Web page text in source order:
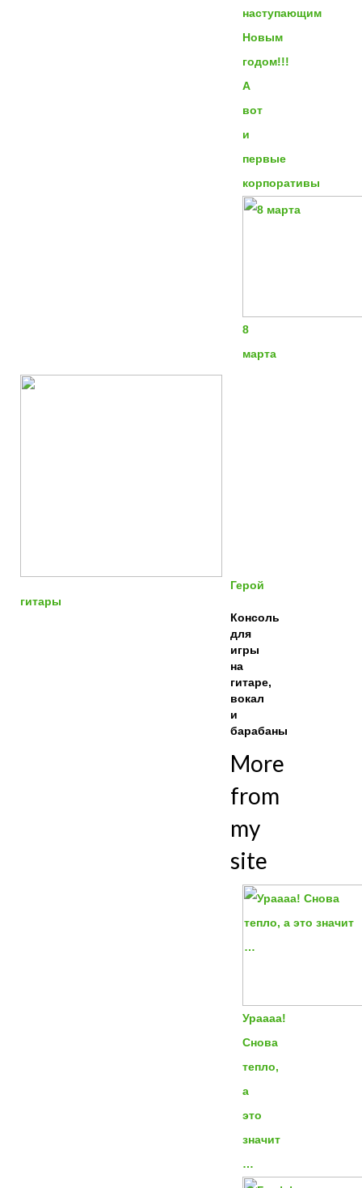
наступающим
Новым
годом!!!
А
вот
и
первые
корпоративы
8
марта
Герой
гитары
Консоль
для
игры
на
гитаре,
вокал
и
барабаны
More
from
my
site
Ураааа!
Снова
тепло,
а
это
значит
…